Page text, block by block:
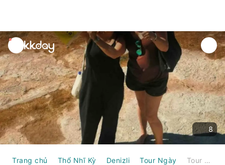
unread
notifications
8
Trang chủ Thổ Nhĩ Kỳ Denizli Tour Ngày Tour tham quan Pamukkale và Hierapolis trọn ngày có hướng dẫn viên | Thổ Nhĩ Kỳ